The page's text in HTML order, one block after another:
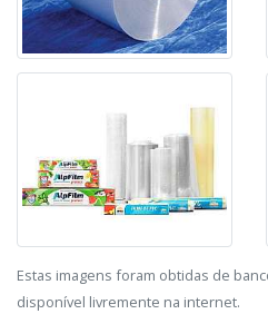
Estas imagens foram obtidas de
disponível livremente na internet.